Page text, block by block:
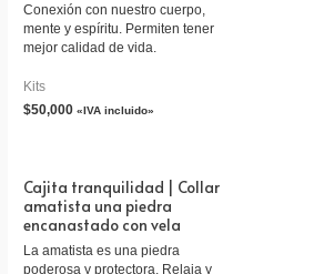
Conexión con nuestro cuerpo,
mente y espíritu. Permiten tener
mejor calidad de vida.
Kits
$50,000 «IVA incluido»
Cajita tranquilidad | Collar
amatista una piedra
encanastado con vela
La amatista es una piedra
poderosa y protectora. Relaja y